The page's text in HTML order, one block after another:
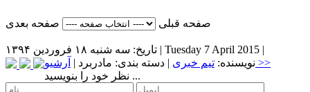
صفحه قبلی صفحه بعدی
تاریخ: سه شنبه ۱۸ فروردين ۱۳۹۴ | Tuesday 7 April 2015 |
نویسنده: تیم خبری | دسته بندی: مادربرد |
آرشیو >>
نظر خود را بنویسید ...